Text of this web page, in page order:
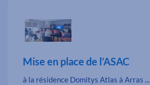
Mise en place de l’ASAC
à la résidence Domitys Atlas à Arras ...